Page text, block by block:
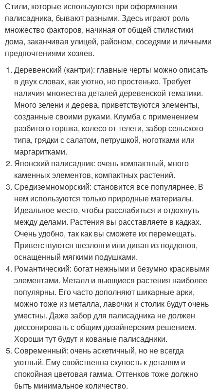
Стили, которые используются при оформлении
палисадника, бывают разными. Здесь играют роль
множество факторов, начиная от общей стилистики
дома, заканчивая улицей, районом, соседями и личными
предпочтениями хозяев.
Деревенский (кантри): главные черты можно описать
в двух словах, как уютно, но простенько. Требует
наличия множества деталей деревенской тематики.
Много зелени и дерева, приветствуются элементы,
созданные своими руками. Клумба с применением
разбитого горшка, колесо от телеги, забор сельского
типа, грядки с салатом, петрушкой, ноготками или
маргаритками.
Японский палисадник: очень компактный, много
каменных элементов, компактных растений.
Средиземноморский: становится все популярнее. В
нем используются только природные материалы.
Идеальное место, чтобы расслабиться и отдохнуть
между делами. Растения вы расставляете в кадках.
Очень удобно, так как вы сможете их перемещать.
Приветствуются шезлонги или диван из поддонов,
оснащенный мягкими подушками.
Романтический: богат нежными и безумно красивыми
элементами. Металл и вьющиеся растения наиболее
популярны. Его часто дополняют шикарные арки,
можно тоже из металла, лавочки и столик будут очень
уместны. Даже забор для палисадника не должен
диссонировать с общим дизайнерским решением.
Хороши тут будут и кованые палисадники.
Современный: очень аскетичный, но не всегда
уютный. Ему свойственна скупость к деталям и
спокойная цветовая гамма. Оттенков тоже должно
быть минимальное количество.